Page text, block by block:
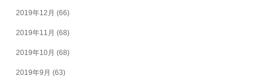
2019年12月 (66)
2019年11月 (68)
2019年10月 (68)
2019年9月 (63)